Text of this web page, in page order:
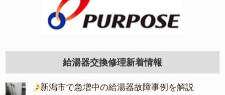
給湯器交換修理新着情報
新潟市で急増中の給湯器故障事例を解説